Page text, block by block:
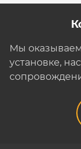
Мы
установке,